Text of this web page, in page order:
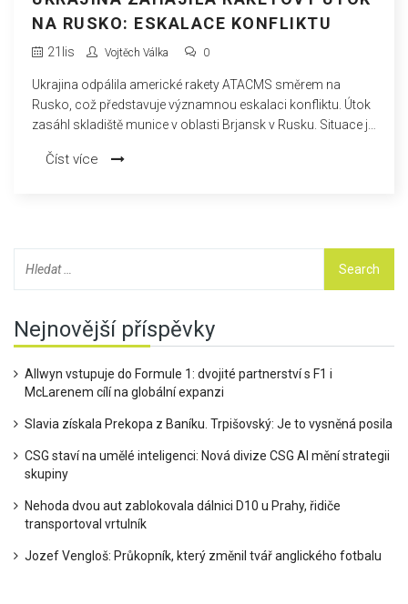
NA RUSKO: ESKALACE KONFLIKTU
21 lis Vojtěch Válka 0
Ukrajina odpálila americké rakety ATACMS směrem na
Rusko, což představuje významnou eskalaci konfliktu. Útok
zasáhl skladiště munice v oblasti Brjansk v Rusku. Situace je
stupňování napětí a možný konflikt většího rozsahu.
Číst více
Nejnovější příspěvky
Allwyn vstupuje do Formule 1: dvojité partnerství s F1 i
McLarenem cílí na globální expanzi
Slavia získala Prekopa z Baníku. Trpišovský: Je to vysněná posila
CSG staví na umělé inteligenci: Nová divize CSG AI mění strategii
skupiny
Nehoda dvou aut zablokovala dálnici D10 u Prahy, řidiče
transportoval vrtulník
Jozef Vengloš: Průkopník, který změnil tvář anglického fotbalu